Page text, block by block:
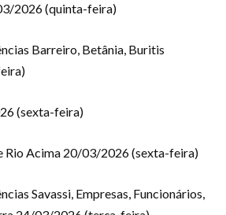
2026 (quinta-feira)
Barreiro, Betânia, Buritis
(sexta-feira)
Rio Acima 20/03/2026 (sexta-feira)
Savassi, Empresas, Funcionários,